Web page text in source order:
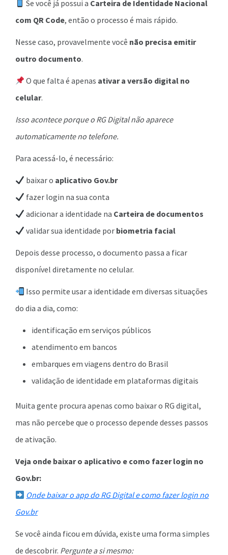
Se você já possui a Carteira de Identidade Nacional
com QR Code, então o processo é mais rápido.
Nesse caso, provavelmente você não precisa emitir
outro documento.
O que falta é apenas ativar a versão digital no
celular.
Isso acontece porque o RG Digital não aparece
automaticamente no telefone.
Para acessá-lo, é necessário:
baixar o aplicativo Gov.br
fazer login na sua conta
adicionar a identidade na Carteira de documentos
validar sua identidade por biometria facial
Depois desse processo, o documento passa a ficar
disponível diretamente no celular.
Isso permite usar a identidade em diversas situações
do dia a dia, como:
identificação em serviços públicos
atendimento em bancos
embarques em viagens dentro do Brasil
validação de identidade em plataformas digitais
Muita gente procura apenas como baixar o RG digital,
mas não percebe que o processo depende desses passos
de ativação.
Veja onde baixar o aplicativo e como fazer login no
Gov.br:
Onde baixar o app do RG Digital e como fazer login no
Gov.br
Se você ainda ficou em dúvida, existe uma forma simples
de descobrir. Pergunte a si mesmo: